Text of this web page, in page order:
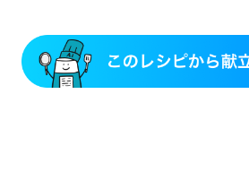
胃がん（抗がん剤治療中）
胃がん治療を終えた方・経過観察中の方
大腸がん治療を終えた方・経過観察中の方